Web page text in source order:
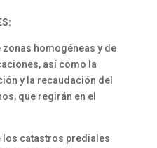
zonas homogéneas y de
así como la
y la recaudación del
que regirán en el
los catastros prediales